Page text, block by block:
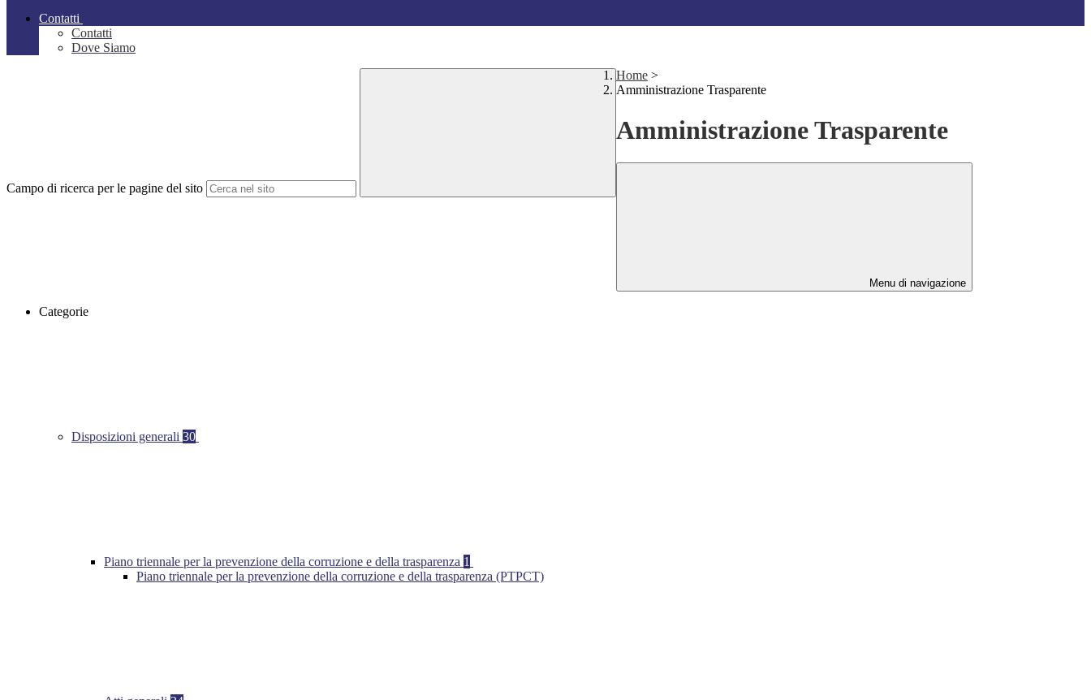
Contatti
Contatti
Dove Siamo
Campo di ricerca per le pagine del sito
Home >
Amministrazione Trasparente
Amministrazione Trasparente
Menu di navigazione
Categorie
Disposizioni generali 30
Piano triennale per la prevenzione della corruzione e della trasparenza 1
Piano triennale per la prevenzione della corruzione e della trasparenza (PTPCT)